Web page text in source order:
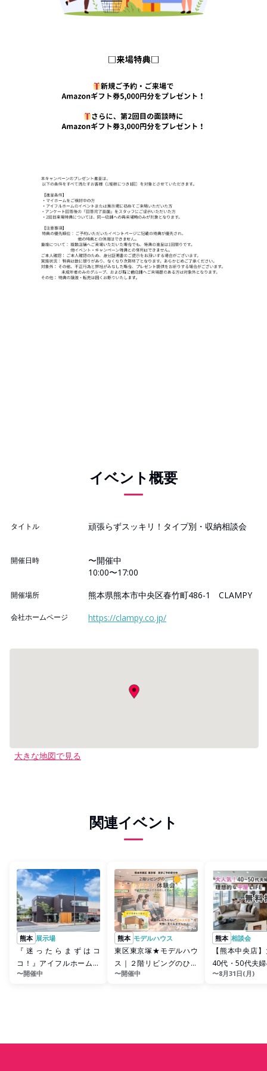
イベント概要
タイトル 頑張らずスッキリ！タイプ別・収納相談会
開催日時
〜開催中
10:00〜17:00
開催場所 熊本県熊本市中央区春竹町486-1 CLAMPY
会社ホームページ https://clampy.co.jp/
大きな地図で見る
関連イベント
熊本 展示場
『迷ったらまずはコ
コ！』アイフルホーム熊
本中央店CLAMPY ★ 来場
〜開催中
熊本 モデルハウス
東区東京塚★モデルハウ
ス｜２階リビングのひだ
まり体験会
〜開催中
熊本 相談会
【熊本中央店
40代・50代夫
な平屋ライフ提
〜8月31日(月)